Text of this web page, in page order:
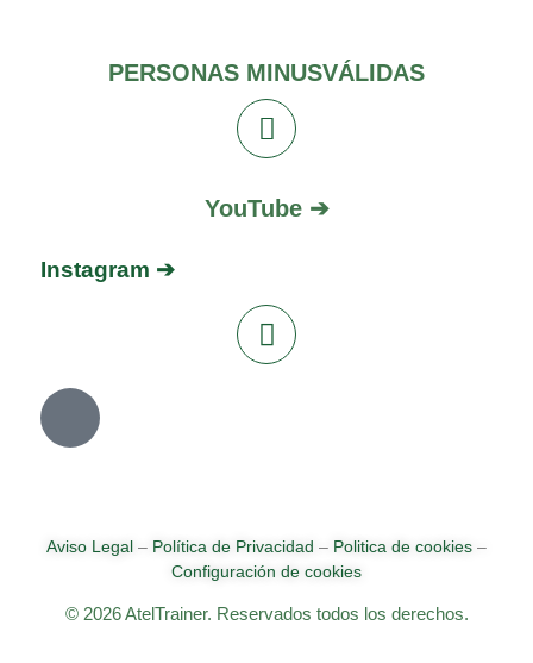
PERSONAS MINUSVÁLIDAS
YouTube ➔
Instagram ➔
Aviso Legal – Política de Privacidad – Politica de cookies –
Configuración de cookies
© 2026 AtelTrainer. Reservados todos los derechos.